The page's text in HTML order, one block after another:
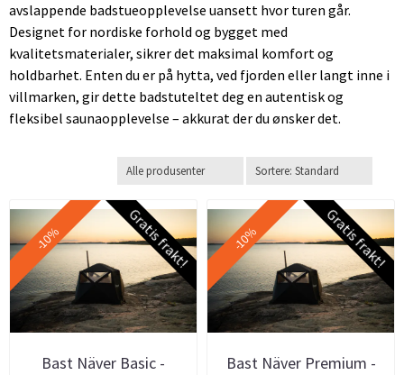
avslappende badstueopplevelse uansett hvor turen går.
Designet for nordiske forhold og bygget med
kvalitetsmaterialer, sikrer det maksimal komfort og
holdbarhet. Enten du er på hytta, ved fjorden eller langt inne i
villmarken, gir dette badstuteltet deg en autentisk og
fleksibel saunaopplevelse – akkurat der du ønsker det.
Gratis frakt!
-10%
Bast Näver Basic -
Gratis frakt!
-10%
Bast Näver Premium -